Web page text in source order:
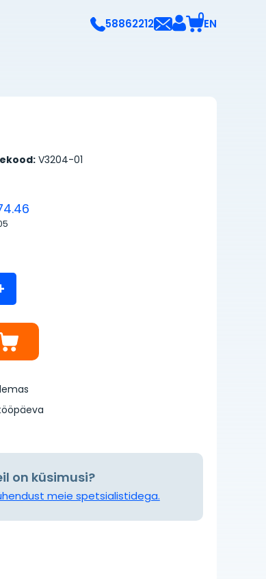
58862212 0EN
V3204-01
on küsimusi?
meie spetsialistidega.